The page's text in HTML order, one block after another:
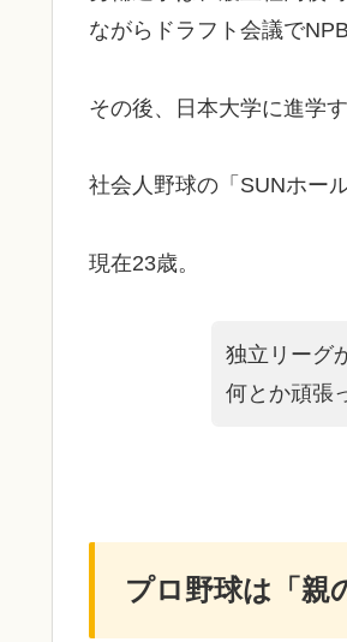
ながらドラフト会議で
その後、日本大学に進学す
社会人野球の「SUNホー
現在23歳。
独立リーグ
何とか頑張
プロ野球は「親